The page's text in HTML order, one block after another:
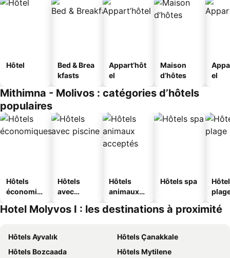
Hôtel
Bed & Brea
kfasts
Appart’hôt
el
Maison
d’hôtes
el
Mithimna - Molivos : catégories d’hôtels
populaires
Hôtels
économiq
Hôtels
avec
Hôtels
animaux
Hôtels spa
Hotel Molyvos I : les destinations à proximité
Hôtels Ayvalık
Hôtels Çanakkale
Hôtels Bozcaada
Hôtels Mytilene